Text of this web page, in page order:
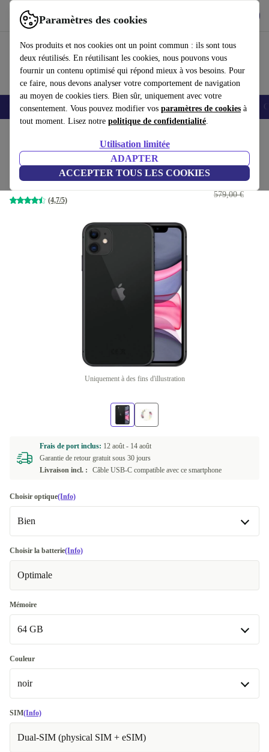
Paramètres des cookies
Nos produits et nos cookies ont un point commun : ils sont tous
deux réutilisés. En réutilisant les cookies, nous pouvons vous
fournir un contenu optimisé qui répond mieux à vos besoins. Pour
ce faire, nous devons analyser votre comportement de navigation
au moyen de cookies tiers. Bien sûr, uniquement avec votre
consentement. Vous pouvez modifier vos paramètres de cookies à
tout moment. Lisez notre politique de confidentialité.
Utilisation limitée
ADAPTER
ACCEPTER TOUS LES COOKIES
Utilisez refurbed rapidement et facilement
Smartphones Laptops Tablettes Montres connectées Accessoires
iPhone 11
64 GB | Dual-SIM (eSIM, Nano-SIM) | noir
(4,7/5)
159,71 €
579,00 €
Uniquement à des fins d'illustration
Frais de port inclus: 12 août - 14 août
Garantie de retour gratuit sous 30 jours
Livraison incl. :
Câble USB-C compatible avec ce smartphone
Choisir optique(Info)
Bien
Bien
Très bien
Excellent
Premium +154,63 €
Choisir la batterie(Info)
Optimale
Mémoire
64 GB
64 GB
128 GB +64,57 €
Couleur
noir
noir
vert
SIM(Info)
Dual-SIM (physical SIM + eSIM)